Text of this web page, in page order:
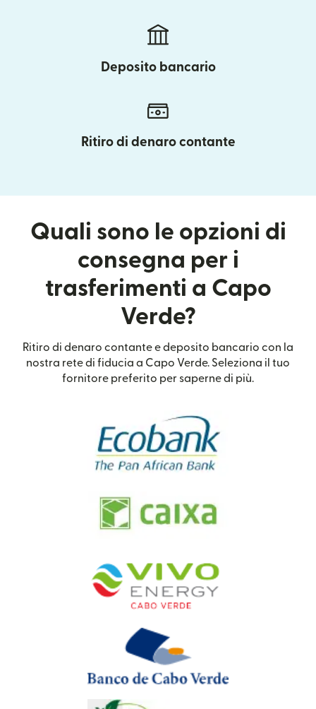
Deposito bancario
Ritiro di denaro contante
Quali sono le opzioni di
consegna per i
trasferimenti a Capo
Verde?
Ritiro di denaro contante e deposito bancario con la
nostra rete di fiducia a Capo Verde. Seleziona il tuo
fornitore preferito per saperne di più.